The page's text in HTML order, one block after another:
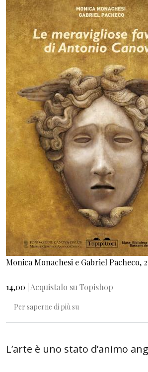
Monica Monachesi e Gabriel Pacheco,
14,00 | Acquistalo su Topishop
Per saperne di più su
L’arte è uno stato d’animo